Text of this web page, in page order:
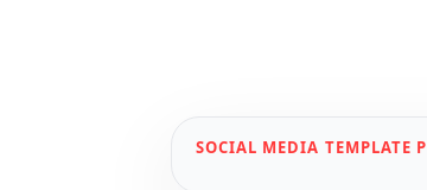
SOCIAL MEDIA TEMPLATE